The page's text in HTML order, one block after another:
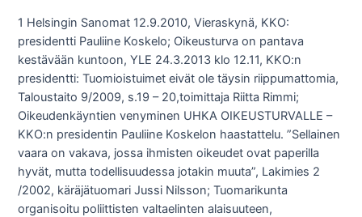
1 Helsingin Sanomat 12.9.2010, Vieraskynä, KKO:
presidentti Pauliine Koskelo; Oikeusturva on pantava
kestävään kuntoon, YLE 24.3.2013 klo 12.11, KKO:n
presidentti: Tuomioistuimet eivät ole täysin riippumattomia,
Taloustaito 9/2009, s.19 – 20,toimittaja Riitta Rimmi;
Oikeudenkäyntien venyminen UHKA OIKEUSTURVALLE –
KKO:n presidentin Pauliine Koskelon haastattelu. ”Sellainen
vaara on vakava, jossa ihmisten oikeudet ovat paperilla
hyvät, mutta todellisuudessa jotakin muuta”, Lakimies 2
/2002, käräjätuomari Jussi Nilsson; Tuomarikunta
organisoitu poliittisten valtaelinten alaisuuteen,